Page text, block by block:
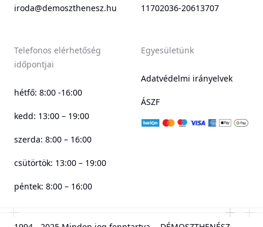
iroda@demoszthenesz.hu
11702036-20613707
Telefonos elérhetőség
időpontjai
hétfő: 8:00 -16:00
kedd: 13:00 – 19:00
szerda: 8:00 – 16:00
csütörtök: 13:00 – 19:00
péntek: 8:00 – 16:00
Egyesületünk
Adatvédelmi irányelvek
ÁSZF